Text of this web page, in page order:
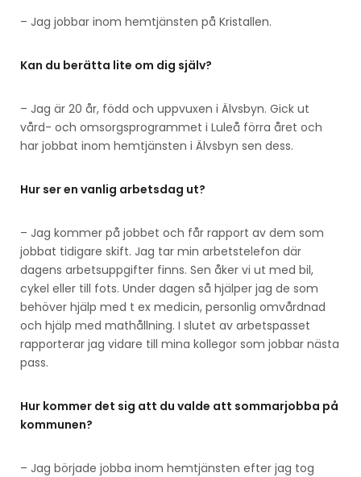
– Jag jobbar inom hemtjänsten på Kristallen.
Kan du berätta lite om dig själv?
– Jag är 20 år, född och uppvuxen i Älvsbyn. Gick ut
vård- och omsorgsprogrammet i Luleå förra året och
har jobbat inom hemtjänsten i Älvsbyn sen dess.
Hur ser en vanlig arbetsdag ut?
– Jag kommer på jobbet och får rapport av dem som
jobbat tidigare skift. Jag tar min arbetstelefon där
dagens arbetsuppgifter finns. Sen åker vi ut med bil,
cykel eller till fots. Under dagen så hjälper jag de som
behöver hjälp med t ex medicin, personlig omvårdnad
och hjälp med mathållning. I slutet av arbetspasset
rapporterar jag vidare till mina kollegor som jobbar nästa
pass.
Hur kommer det sig att du valde att sommarjobba på
kommunen?
– Jag började jobba inom hemtjänsten efter jag tog